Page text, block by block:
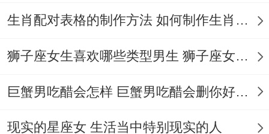
功例子名位“纾凡”者- “纾”含“糸”还有“予” 标
谐！
失败例子名位“丽”者 下半部“双月”结构不全;
生肖配对表格的制作方法 如何制作生肖配对表格
狮子座女生喜欢哪些类型男生 狮子座女生喜欢哪种男生
巨蟹男吃醋会怎样 巨蟹男吃醋会删你好友吗
现实的星座女 生活当中特别现实的人